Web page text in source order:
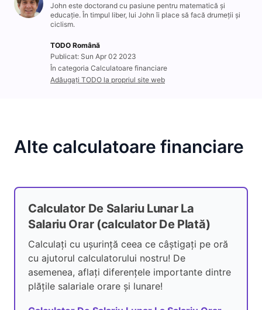
John este doctorand cu pasiune pentru matematică și
educație. În timpul liber, lui John îi place să facă drumeții și
ciclism.
TODO Română
Publicat: Sun Apr 02 2023
În categoria Calculatoare financiare
Adăugați TODO la propriul site web
Alte calculatoare financiare
Calculator De Salariu Lunar La
Salariu Orar (calculator De Plată)
Calculați cu ușurință ceea ce câștigați pe oră
cu ajutorul calculatorului nostru! De
asemenea, aflați diferențele importante dintre
plățile salariale orare și lunare!